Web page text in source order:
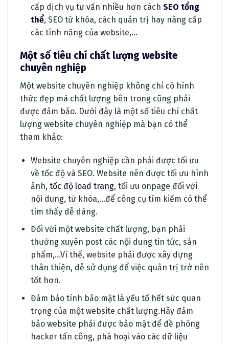
cấp dịch vụ tư vấn nhiều hơn cách SEO tổng
thể, SEO từ khóa, cách quản trị hay nâng cấp
các tính năng của website,…
Một số tiêu chí chất lượng website
chuyên nghiệp
Một website chuyên nghiệp không chỉ có hình
thức đẹp mà chất lượng bên trong cũng phải
được đảm bảo. Dưới đây là một số tiêu chí chất
lượng website chuyên nghiệp mà bạn có thể
tham khảo:
Website chuyên nghiệp cần phải được tối ưu
về tốc độ và SEO. Website nên được tối ưu hình
ảnh, tốc độ load trang, tối ưu onpage đối với
nội dung, từ khóa,…để công cụ tìm kiếm có thể
tìm thấy dễ dàng.
Đối với một website chất lượng, bạn phải
thường xuyên post các nội dung tin tức, sản
phẩm,…Vì thế, website phải được xây dựng
thân thiện, dễ sử dụng để việc quản trị trở nên
tốt hơn.
Đảm bảo tính bảo mật là yếu tố hết sức quan
trọng của một website chất lượng.Hãy đảm
bảo website phải được bảo mật để đề phòng
hacker tấn công, phá hoại vào các dữ liệu